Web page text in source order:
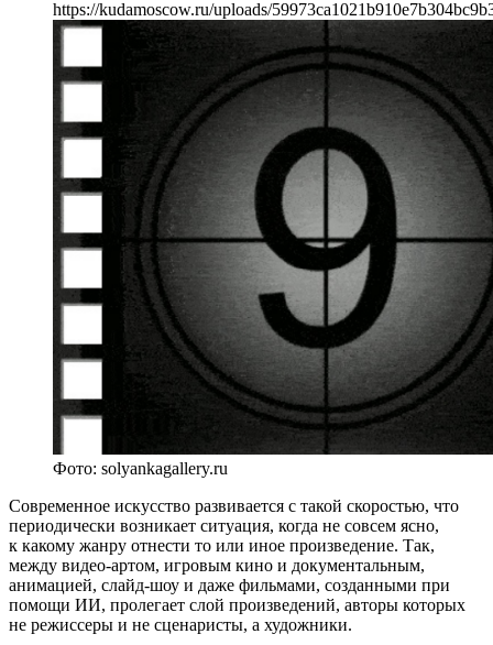
https://kudamoscow.ru/uploads/
Фото: solyankagallery.ru
Современное искусство развивается с такой скоростью, что
периодически возникает ситуация, когда не совсем ясно,
к какому жанру отнести то или иное произведение. Так,
между видео-артом, игровым кино и документальным,
анимацией, слайд-шоу и даже фильмами, созданными при
помощи ИИ, пролегает слой произведений, авторы которых
не режиссеры и не сценаристы, а художники.